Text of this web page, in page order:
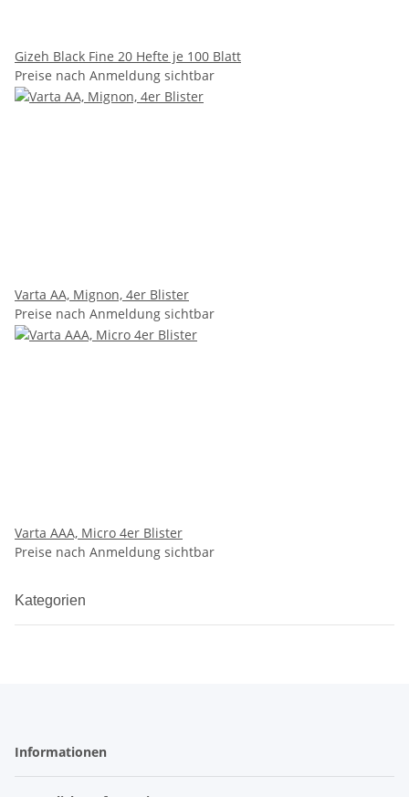
Gizeh Black Fine 20 Hefte je 100 Blatt
Preise nach Anmeldung sichtbar
Varta AA, Mignon, 4er Blister
Preise nach Anmeldung sichtbar
Varta AAA, Micro 4er Blister
Preise nach Anmeldung sichtbar
Kategorien
Informationen